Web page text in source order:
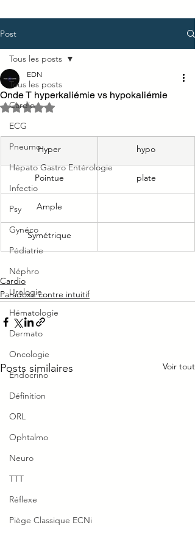
Post
Tous les posts
Cardio
ECG
Pneumo
Hépato Gastro Entérologie
Infectio
Psy
Gynéco
Pédiatrie
Néphro
Urologie
Hématologie
Dermato
Oncologie
Endocrino
Définition
ORL
Ophtalmo
Neuro
TTT
Réflexe
Piège Classique ECNi
Tous les posts
Onde T hyperkaliémie vs hypokaliémie
EDN
Noté NaN étoiles sur 5.
Hyper hypo
Pointue plate
Ample
Symétrique
Cardio
Paradoxe contre intuitif
Posts similaires Voir tout